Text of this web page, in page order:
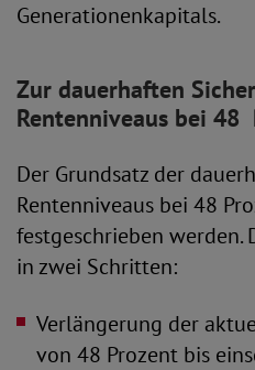
Generationenkapitals.
Zur dauerhaften
Rentenniveaus bei 48
Der Grundsatz der
Rentenniveaus bei 48
festgeschrieben werden.
in zwei Schritten:
Verlängerung der
von 48 Prozent bis